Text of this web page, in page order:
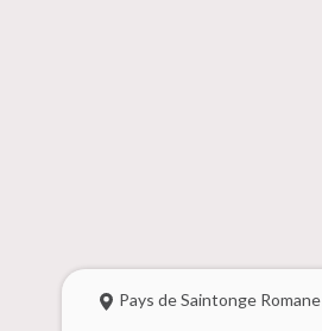
Pays de Saintonge Romane